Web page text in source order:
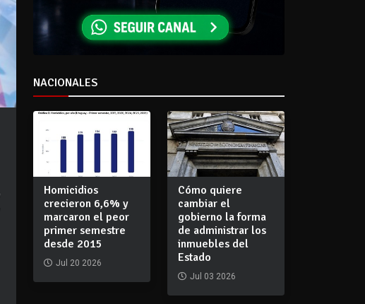
NACIONALES
Homicidios
crecieron 6,6% y
marcaron el peor
primer semestre
desde 2015
Jul 20 2026
Cómo quiere
cambiar el
gobierno la forma
de administrar los
inmuebles del
Estado
Jul 03 2026